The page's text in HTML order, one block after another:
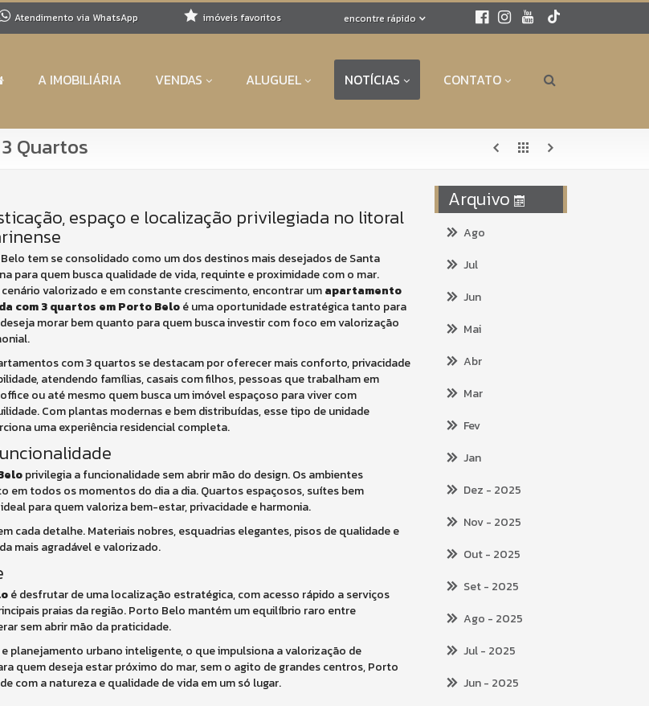
Atendimento via WhatsApp encontre rápido
imóveis favoritos
A IMOBILIÁRIA VENDAS ALUGUEL NOTÍCIAS CONTATO
Quartos
espaço e localização privilegiada no litoral
tem se consolidado como um dos destinos mais desejados de Santa
para quem busca qualidade de vida, requinte e proximidade com o mar.
cenário valorizado e em constante crescimento, encontrar umapartamento
com 3 quartos em Porto Beloé uma oportunidade estratégica tanto para
morar bem quanto para quem busca investir com foco em valorização
com 3 quartos se destacam por oferecer mais conforto, privacidade
atendendo famílias, casais com filhos, pessoas que trabalham em
ou até mesmo quem busca um imóvel espaçoso para viver com
Com plantas modernas e bem distribuídas, esse tipo de unidade
uma experiência residencial completa.
privilegia a funcionalidade sem abrir mão do design. Os ambientes
todos os momentos do dia a dia. Quartos espaçosos, suítes bem
para quem valoriza bem-estar, privacidade e harmonia.
cada detalhe. Materiais nobres, esquadrias elegantes, pisos de qualidade e
mais agradável e valorizado.
é desfrutar de uma localização estratégica, com acesso rápido a serviços
praias da região. Porto Belo mantém um equilíbrio raro entre
sem abrir mão da praticidade.
planejamento urbano inteligente, o que impulsiona a valorização de
quem deseja estar próximo do mar, sem o agito de grandes centros, Porto
com a natureza e qualidade de vida em um só lugar.
Arquivo
Ago
Jul
Jun
Mai
Abr
Mar
Fev
Jan
Dez - 2025
Nov- 2025
Out- 2025
Set- 2025
Ago - 2025
Jul- 2025
Jun- 2025